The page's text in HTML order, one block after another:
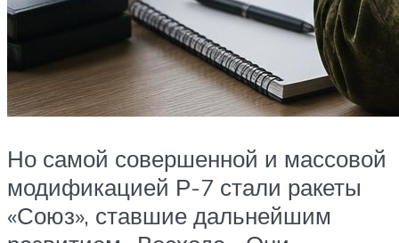
Но самой совершенной и массовой
модификацией Р-7 стали ракеты
«Союз», ставшие дальнейшим